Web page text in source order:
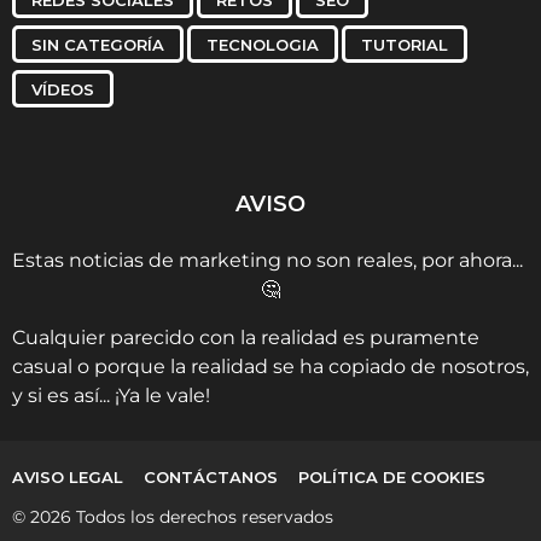
SIN CATEGORÍA TECNOLOGIA TUTORIAL
VÍDEOS
AVISO
Estas noticias de marketing no son reales, por ahora...
🤔
Cualquier parecido con la realidad es puramente
casual o porque la realidad se ha copiado de nosotros,
y si es así... ¡Ya le vale!
AVISO LEGAL CONTÁCTANOS POLÍTICA DE COOKIES
© 2026 Todos los derechos reservados